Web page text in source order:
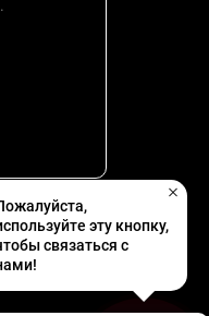
эту кнопку,
связаться с